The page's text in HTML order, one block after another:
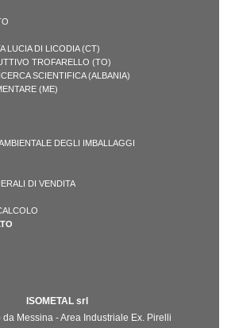
LUCIA DI LICODIA (CT)
TROFARELLO (TO)
SCIENTIFICA (ALBANIA)
(ME)
DEGLI IMBALLAGGI
DI VENDITA
ISOMETAL srl
da Messina - Area Industriale Ex. Pirelli